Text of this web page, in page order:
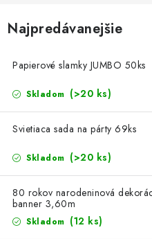
NÁBYTOK
ELEKTRO
TOTÁLNA LIKVIDÁCIA
CHOVATEĽSKÉ POTREBY
Najpredávanejšie
Papierové slamky JUMBO 50ks
Skladom (>20 ks)
Svietiaca sada na párty 69ks
Skladom (>20 ks)
80 rokov narodeninová
banner 3,60m
Skladom (12 ks)